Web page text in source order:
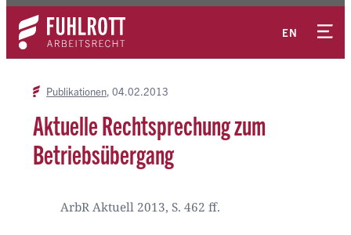
Zum
Inhalt
springen
EN
Kontakt
Publikationen 04.02.2013
Aktuelle Rechtsprechung zum
Betriebsübergang
ArbR Aktuell 2013, S. 462 ff.